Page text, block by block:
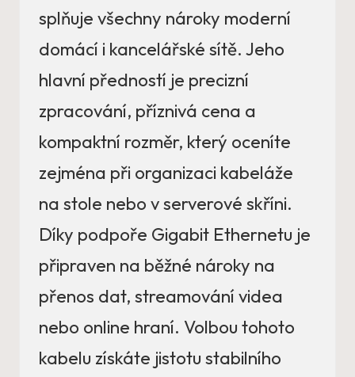
splňuje všechny nároky moderní
domácí i kancelářské sítě. Jeho
hlavní předností je precizní
zpracování, příznivá cena a
kompaktní rozměr, který oceníte
zejména při organizaci kabeláže
na stole nebo v serverové skříni.
Díky podpoře Gigabit Ethernetu je
připraven na běžné nároky na
přenos dat, streamování videa
nebo online hraní. Volbou tohoto
kabelu získáte jistotu stabilního